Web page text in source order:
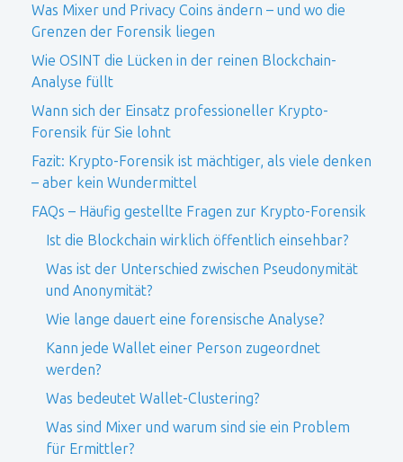
Was Mixer und Privacy Coins ändern – und wo die
Grenzen der Forensik liegen
Wie OSINT die Lücken in der reinen Blockchain-
Analyse füllt
Wann sich der Einsatz professioneller Krypto-
Forensik für Sie lohnt
Fazit: Krypto-Forensik ist mächtiger, als viele denken
– aber kein Wundermittel
FAQs – Häufig gestellte Fragen zur Krypto-Forensik
Ist die Blockchain wirklich öffentlich einsehbar?
Was ist der Unterschied zwischen Pseudonymität
und Anonymität?
Wie lange dauert eine forensische Analyse?
Kann jede Wallet einer Person zugeordnet
werden?
Was bedeutet Wallet-Clustering?
Was sind Mixer und warum sind sie ein Problem
für Ermittler?